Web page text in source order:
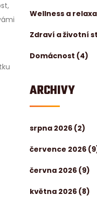
Wellness a
Zdraví a životní
Domácnost (4)
ARCHIVY
srpna 2026 (2)
července 2026
června 2026 (9)
května 2026 (8)